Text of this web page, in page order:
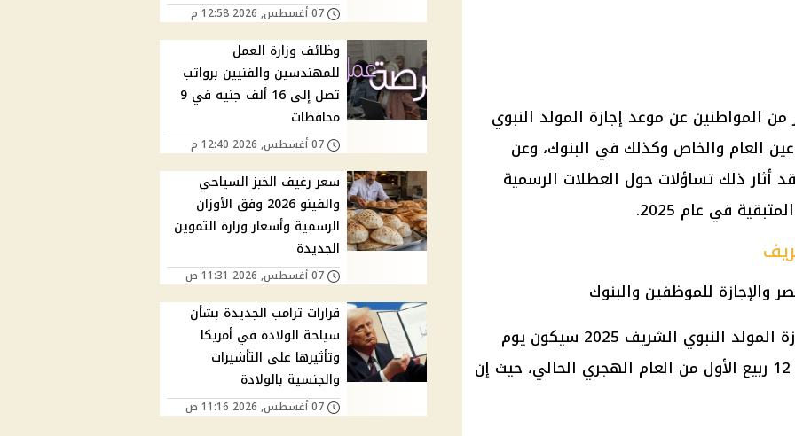
المواطنين عن موعد إجازة المولد النبوي
العام والخاص وكذلك في البنوك، وعن
أثار ذلك تساؤلات حول العطلات الرسمية
في عام 2025.
تشير الحسابات الفلكية إلى أن إجازة المولد النبوي الشريف 2025 سيكون يوم
الخميس 4 سبتمبر 2025، الموافق 12 ربيع الأول من العام الهجري الحالي، حيث إن
07 أغسطس, 2026 12:58 م
وظائف وزارة العمل
للمهندسين والفنيين برواتب
تصل إلى 16 ألف جنيه في 9
محافظات
07 أغسطس, 2026 12:40 م
سعر رغيف الخبز السياحي
والفينو 2026 وفق الأوزان
الرسمية وأسعار وزارة التموين
الجديدة
07 أغسطس, 2026 11:31 ص
قرارات ترامب الجديدة بشأن
سياحة الولادة في أمريكا
وتأثيرها على التأشيرات
والجنسية بالولادة
07 أغسطس, 2026 11:16 ص